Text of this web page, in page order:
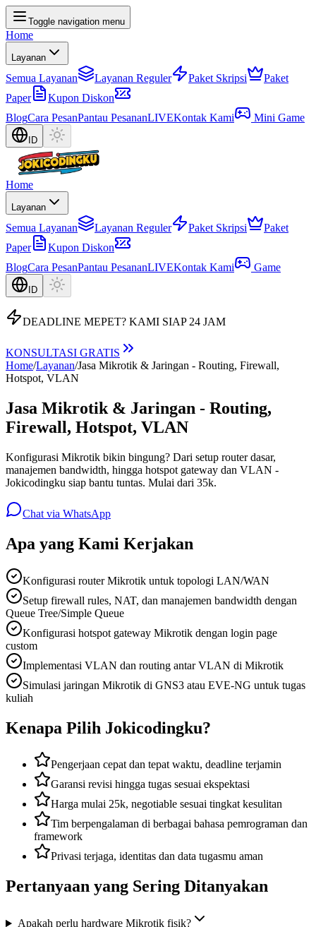
Toggle navigation menu
Home
Layanan
Semua Layanan Layanan Reguler Paket Skripsi
Paket
Paper
Kupon Diskon
BlogCara PesanPantau PesananLIVEKontak Kami Mini Game
ID
Home
Layanan
Semua Layanan Layanan Reguler Paket Skripsi
Paket
Paper
Kupon Diskon
BlogCara PesanPantau PesananLIVEKontak Kami Game
ID
DEADLINE MEPET? KAMI SIAP 24 JAM
KONSULTASI GRATIS
Home/Layanan/Jasa Mikrotik & Jaringan - Routing, Firewall,
Hotspot, VLAN
Jasa Mikrotik & Jaringan - Routing,
Firewall, Hotspot, VLAN
Konfigurasi Mikrotik bikin bingung? Dari setup router dasar,
manajemen bandwidth, hingga hotspot gateway dan VLAN -
Jokicodingku siap bantu tuntas. Mulai dari 35k.
Chat via WhatsApp
Apa yang Kami Kerjakan
Konfigurasi router Mikrotik untuk topologi LAN/WAN
Setup firewall rules, NAT, dan manajemen bandwidth dengan
Queue Tree/Simple Queue
Konfigurasi hotspot gateway Mikrotik dengan login page
custom
Implementasi VLAN dan routing antar VLAN di Mikrotik
Simulasi jaringan Mikrotik di GNS3 atau EVE-NG untuk tugas
kuliah
Kenapa Pilih Jokicodingku?
Pengerjaan cepat dan tepat waktu, deadline terjamin
Garansi revisi hingga tugas sesuai ekspektasi
Harga mulai 25k, negotiable sesuai tingkat kesulitan
Tim berpengalaman di berbagai bahasa pemrograman dan
framework
Privasi terjaga, identitas dan data tugasmu aman
Pertanyaan yang Sering Ditanyakan
Apakah perlu hardware Mikrotik fisik?